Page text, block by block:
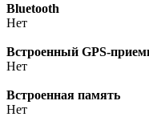
Bluetooth
Нет
Встроенный GPS-
Нет
Встроенная память
Нет